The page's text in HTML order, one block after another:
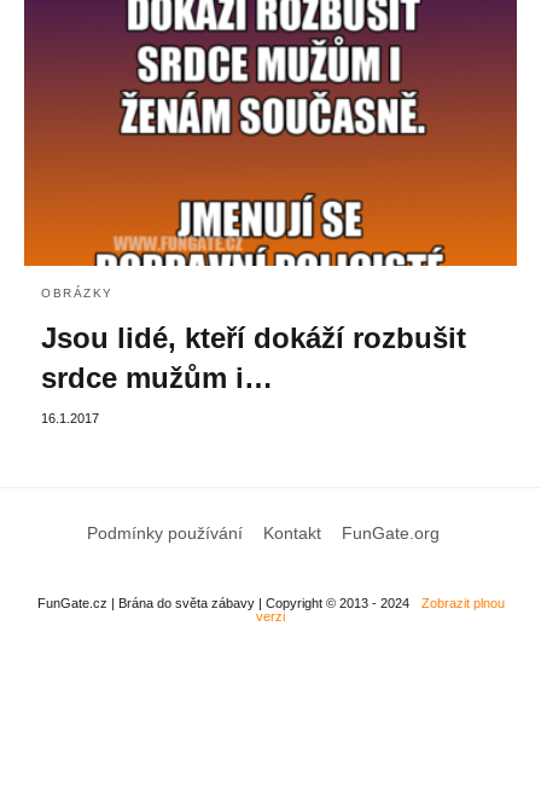
OBRÁZKY
Jsou lidé, kteří dokáží rozbušit
srdce mužům i…
16.1.2017
Podmínky používání Kontakt FunGate.org
FunGate.cz | Brána do světa zábavy | Copyright © 2013 - 2024
Zobrazit plnou
verzi